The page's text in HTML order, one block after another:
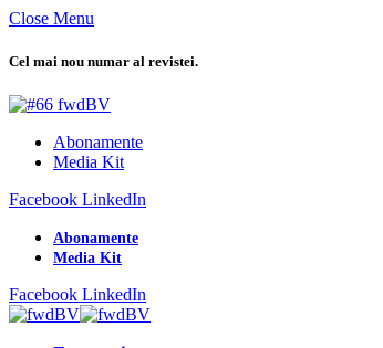
Close Menu
Cel mai nou numar al revistei.
Abonamente
Media Kit
Facebook LinkedIn
Abonamente
Media Kit
Facebook LinkedIn